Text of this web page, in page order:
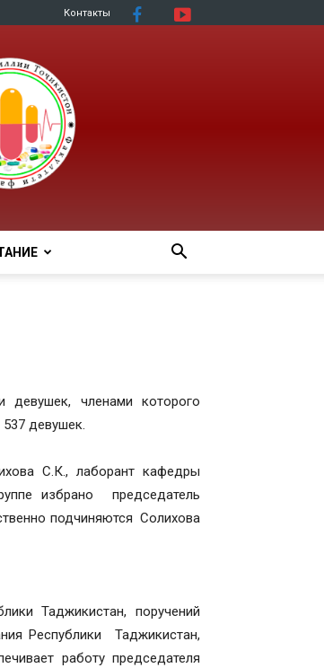
Контакты
членами которого
девушек.
С.К., лаборант кафедры
избрано председатель
подчиняются Солихова
Таджикистан, поручений
Республики Таджикистан,
работу председателя